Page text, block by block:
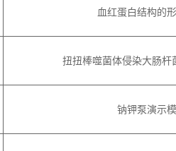
血红蛋白结构的
扭扭棒噬菌体侵染大肠杆
钠钾泵演示